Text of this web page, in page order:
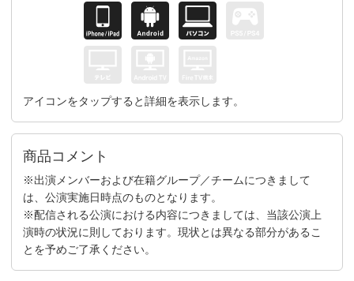
アイコンをタップすると詳細を表示します。
商品コメント
※出演メンバーおよび在籍グループ／チームにつきまして
は、公演実施日時点のものとなります。
※配信される公演における内容につきましては、当該公演上
演時の状況に則しております。現状とは異なる部分があるこ
とを予めご了承ください。